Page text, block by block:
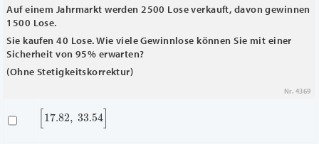
Auf einem Jahrmarkt werden 2500 Lose verkauft, davon gewinnen
1500 Lose.
Sie kaufen 40 Lose. Wie viele Gewinnlose können Sie mit einer
Sicherheit von 95% erwarten?
(Ohne Stetigkeitskorrektur)
Nr. 4369
[17.82 33.54]